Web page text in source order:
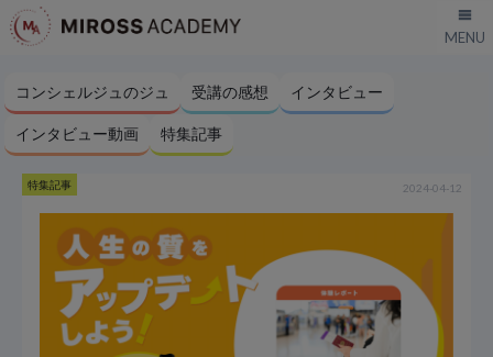
コンシェルジュのジュ 受講の感想 インタビュー
インタビュー動画 特集記事
特集記事 2024-04-12